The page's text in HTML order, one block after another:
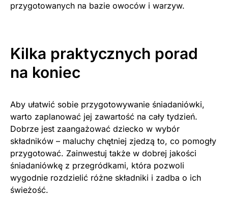
przygotowanych na bazie owoców i warzyw.
Kilka praktycznych porad
na koniec
Aby ułatwić sobie przygotowywanie śniadaniówki,
warto zaplanować jej zawartość na cały tydzień.
Dobrze jest zaangażować dziecko w wybór
składników – maluchy chętniej zjedzą to, co pomogły
przygotować. Zainwestuj także w dobrej jakości
śniadaniówkę z przegródkami, która pozwoli
wygodnie rozdzielić różne składniki i zadba o ich
świeżość.